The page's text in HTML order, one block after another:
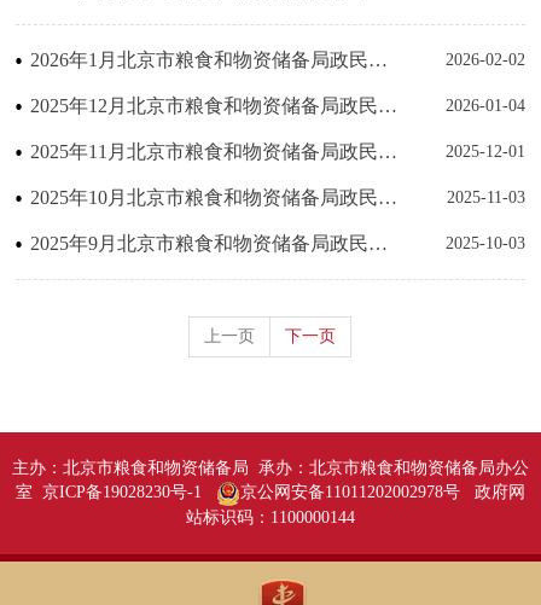
2026年1月北京市粮食和物资储备局政民互动数据统计 2026-02-02
2025年12月北京市粮食和物资储备局政民互动数据统计 2026-01-04
2025年11月北京市粮食和物资储备局政民互动数据统计 2025-12-01
2025年10月北京市粮食和物资储备局政民互动数据统计 2025-11-03
2025年9月北京市粮食和物资储备局政民互动数据统计 2025-10-03
上一页 下一页
主办：北京市粮食和物资储备局 承办：北京市粮食和物资储备局办公
室 京ICP备19028230号-1
京公网安备11011202002978号政府网
站标识码：1100000144